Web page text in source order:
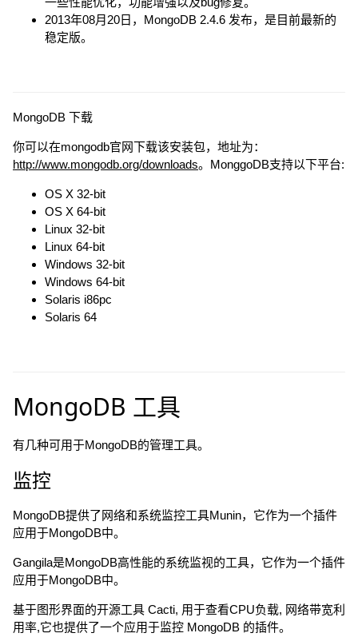
2013年08月20日，MongoDB 2.4.6 发布，是目前最新的
稳定版。
MongoDB 下载
你可以在mongodb官网下载该安装包，地址为：
http://www.mongodb.org/downloads。MonggoDB支持以下平台:
OS X 32-bit
OS X 64-bit
Linux 32-bit
Linux 64-bit
Windows 32-bit
Windows 64-bit
Solaris i86pc
Solaris 64
MongoDB 工具
有几种可用于MongoDB的管理工具。
监控
MongoDB提供了网络和系统监控工具Munin，它作为一个插件
应用于MongoDB中。
Gangila是MongoDB高性能的系统监视的工具，它作为一个插件
应用于MongoDB中。
基于图形界面的开源工具 Cacti, 用于查看CPU负载, 网络带宽利
用率,它也提供了一个应用于监控 MongoDB 的插件。